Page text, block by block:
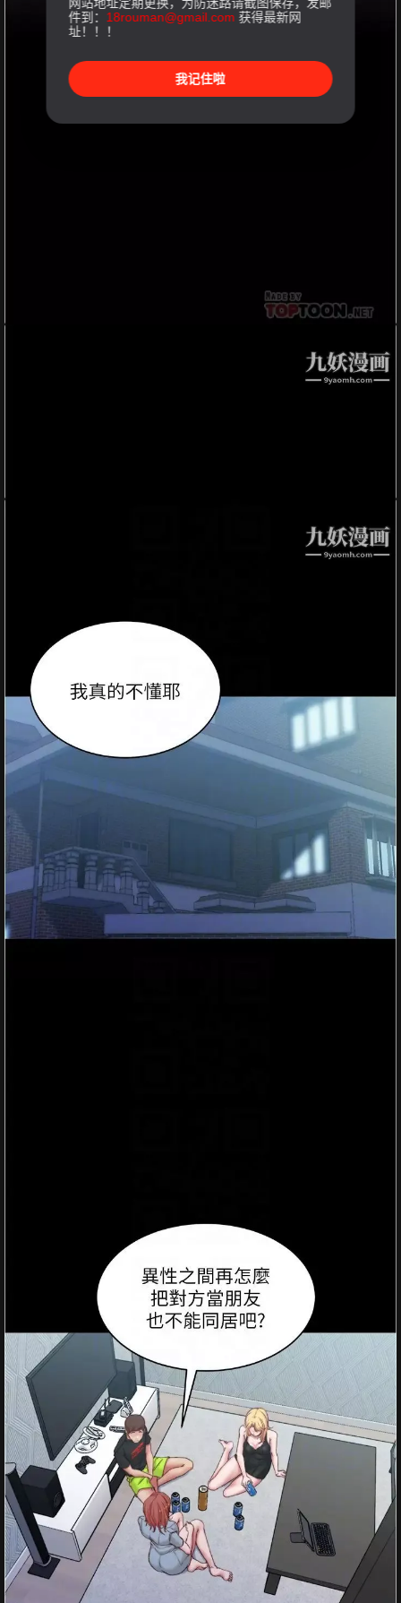
件到： 18rouman@gmail.com 获得最新网
址！！！
我记住啦